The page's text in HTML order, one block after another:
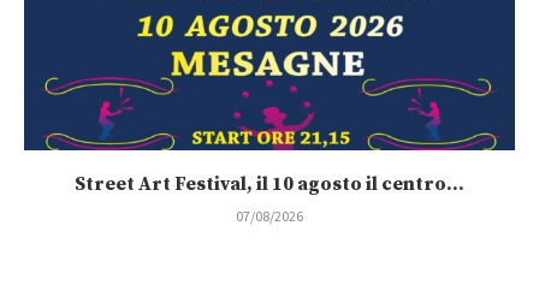
Street Art Festival, il 10 agosto il centro...
07/08/2026